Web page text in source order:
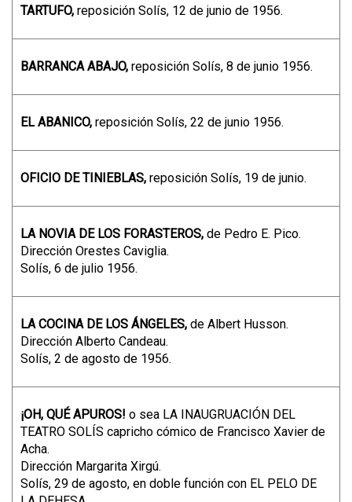
TARTUFO, reposición Solís, 12 de junio de 1956.
BARRANCA ABAJO, reposición Solís, 8 de junio 1956.
EL ABANICO, reposición Solís, 22 de junio 1956.
OFICIO DE TINIEBLAS, reposición Solís, 19 de junio.
LA NOVIA DE LOS FORASTEROS, de Pedro E. Pico.
Dirección Orestes Caviglia.
Solís, 6 de julio 1956.
LA COCINA DE LOS ÁNGELES, de Albert Husson.
Dirección Alberto Candeau.
Solís, 2 de agosto de 1956.
¡OH, QUÉ APUROS! o sea LA INAUGRUACIÓN DEL
TEATRO SOLÍS capricho cómico de Francisco Xavier de
Acha.
Dirección Margarita Xirgú.
Solís, 29 de agosto, en doble función con EL PELO DE